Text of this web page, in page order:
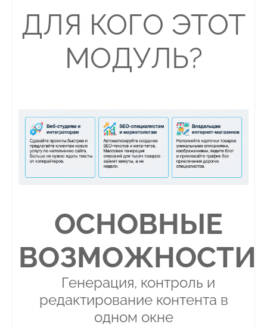
ДЛЯ КОГО ЭТОТ
МОДУЛЬ?
ОСНОВНЫЕ
ВОЗМОЖНОСТИ
Генерация, контроль и
редактирование контента в
одном окне